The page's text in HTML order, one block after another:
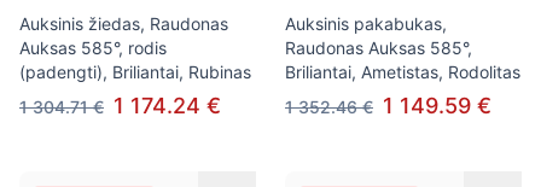
Auksinis žiedas, Raudonas
Auksas 585°, rodis
(padengti), Briliantai, Rubinas
1 304.71 € 1 174.24 €
Auksinis pakabukas,
Raudonas Auksas 585°,
Briliantai, Ametistas, Rodolitas
1 352.46 € 1 149.59 €